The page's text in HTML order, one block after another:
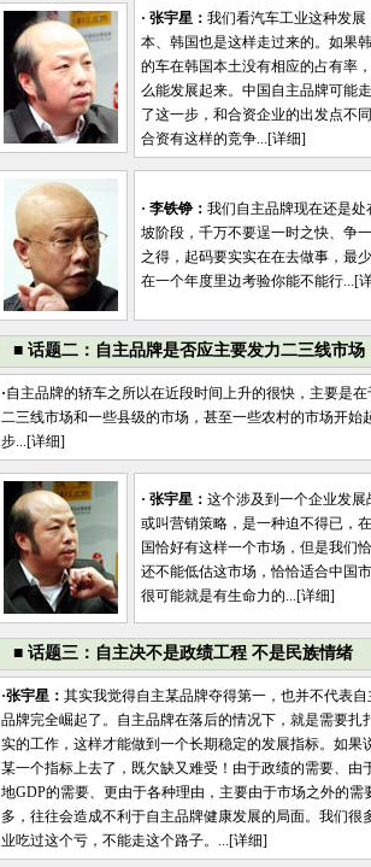
· 张宇星： 我们看汽车工业这种发展
本、韩国也是这样走过来的。如果
的车在韩国本土没有相应的占有率
么能发展起来。中国自主品牌可能
了这一步，和合资企业的出发点不
合资有这样的竞争...[详细]
· 李铁铮： 我们自主品牌现在还是处
坡阶段，千万不要逞一时之快、争
之得，起码要实实在在去做事，最
在一个年度里边考验你能不能行...[
■ 话题二：自主品牌是否应主要发力二三线市场
·自主品牌的轿车之所以在近段时间上升的很快，主要是在
二三线市场和一些县级的市场，甚至一些农村的市场开始
步...[详细]
· 张宇星： 这个涉及到一个企业发展
或叫营销策略，是一种迫不得已，
国恰好有这样一个市场，但是我们
还不能低估这市场，恰恰适合中国
很可能就是有生命力的...[详细]
■ 话题三：自主决不是政绩工程 不是民族情绪
·张宇星： 其实我觉得自主某品牌夺得第一，也并不代表自
品牌完全崛起了。自主品牌在落后的情况下，就是需要扎
实的工作，这样才能做到一个长期稳定的发展指标。如果
某一个指标上去了，既欠缺又难受！由于政绩的需要、由
地GDP的需要、更由于各种理由，主要由于市场之外的需
多，往往会造成不利于自主品牌健康发展的局面。我们很
业吃过这个亏，不能走这个路子。...[详细]